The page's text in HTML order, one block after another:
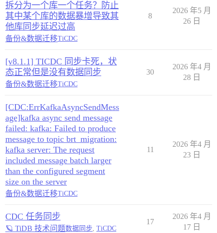
拆分为一个库一个任务？防止
其中某个库的数据暴增导致其
他库同步延迟过高
备份&数据迁移TiCDC
8
2026 年5 月
26 日
[v8.1.1] TICDC 同步卡死，状
态正常但是没有数据同步
备份&数据迁移TiCDC
30
2026 年4 月
28 日
[CDC:ErrKafkaAsyncSendMess
age]kafka async send message
failed: kafka: Failed to produce
message to topic brt_migration:
kafka server: The request
included message batch larger
than the configured segment
size on the server
备份&数据迁移TiCDC
11
2026 年4 月
23 日
CDC 任务同步
🪐 TiDB 技术问题数据同步 TiCDC
17
2026 年4 月
17 日